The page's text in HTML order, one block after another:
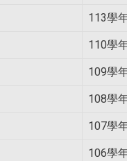
113學
110學
109學
108學
107學
106學